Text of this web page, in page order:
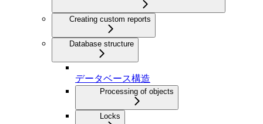
Creating custom reports
Database structure
データベース構造
Processing of objects
Locks